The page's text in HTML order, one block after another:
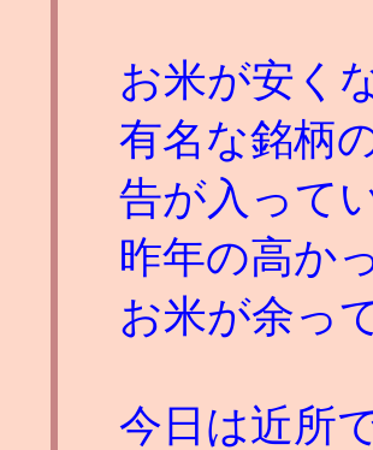
お米が安く
有名な銘柄
告が入って
昨年の高か
お米が余っ
今日は近所